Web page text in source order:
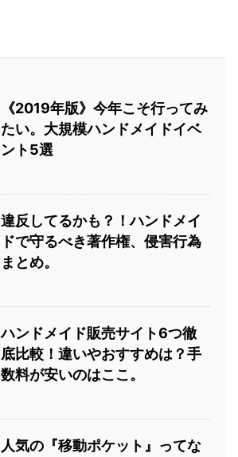
《2019年版》今年こそ行ってみ
たい。大規模ハンドメイドイベ
ント5選
違反してるかも？！ハンドメイ
ドで守るべき著作権、侵害行為
まとめ。
ハンドメイド販売サイト6つ徹
底比較！違いやおすすめは？手
数料が安いのはここ。
人気の『移動ポケット』ってな